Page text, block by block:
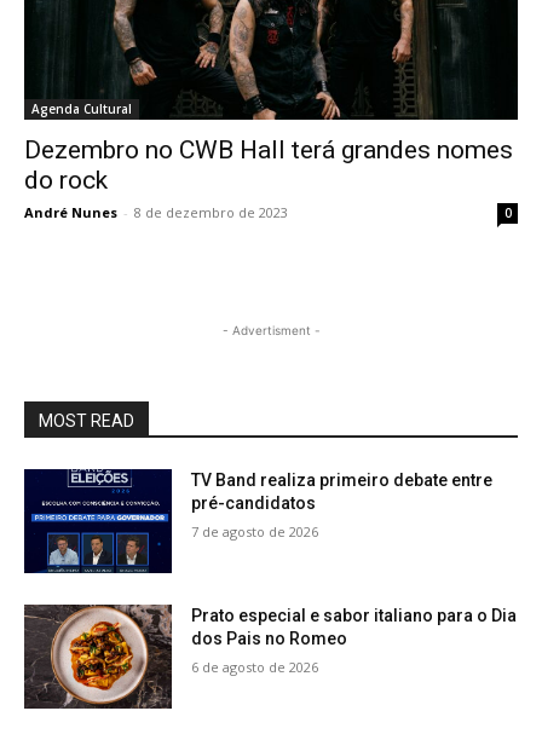
Agenda Cultural
Dezembro no CWB Hall terá grandes nomes
do rock
André Nunes - 8 de dezembro de 2023 0
- Advertisment -
MOST READ
TV Band realiza primeiro debate entre
pré-candidatos
7 de agosto de 2026
Prato especial e sabor italiano para o Dia
dos Pais no Romeo
6 de agosto de 2026